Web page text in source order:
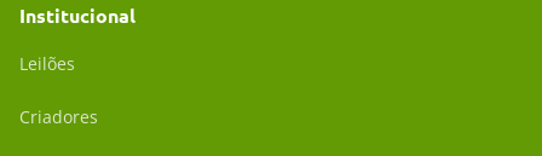
Institucional
Leilões
Criadores